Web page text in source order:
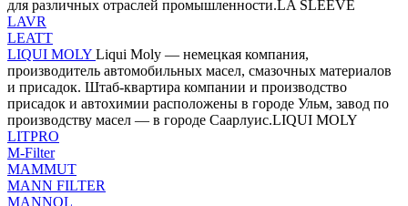
для различных отраслей промышленности.LA SLEEVE
LAVR
LEATT
LIQUI MOLY Liqui Moly — немецкая компания,
производитель автомобильных масел, смазочных материалов
и присадок. Штаб-квартира компании и производство
присадок и автохимии расположены в городе Ульм, завод по
производству масел — в городе Саарлуис.LIQUI MOLY
LITPRO
M-Filter
MAMMUT
MANN FILTER
MANNOL